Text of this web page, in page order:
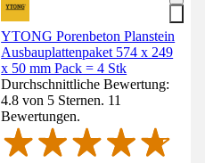
YTONG Porenbeton Planstein
Ausbauplattenpaket 574 x 249
x 50 mm Pack = 4 Stk
Durchschnittliche Bewertung:
4.8 von 5 Sternen. 11
Bewertungen.